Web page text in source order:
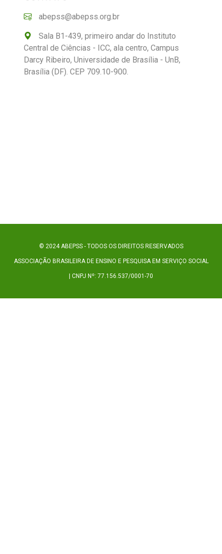
abepss@abepss.org.br
Sala B1-439, primeiro andar do Instituto
Central de Ciências - ICC, ala centro, Campus
Darcy Ribeiro, Universidade de Brasília - UnB,
Brasília (DF). CEP 709.10-900.
© 2024 ABEPSS - TODOS OS DIREITOS RESERVADOS
ASSOCIAÇÃO BRASILEIRA DE ENSINO E PESQUISA EM SERVIÇO SOCIAL
| CNPJ Nº: 77.156.537/0001-70